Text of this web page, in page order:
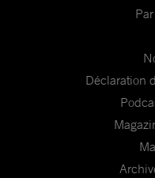
Déclaration